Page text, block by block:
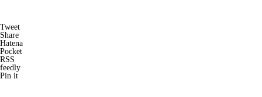
Tweet
Share
Hatena
Pocket
RSS
feedly
Pin it